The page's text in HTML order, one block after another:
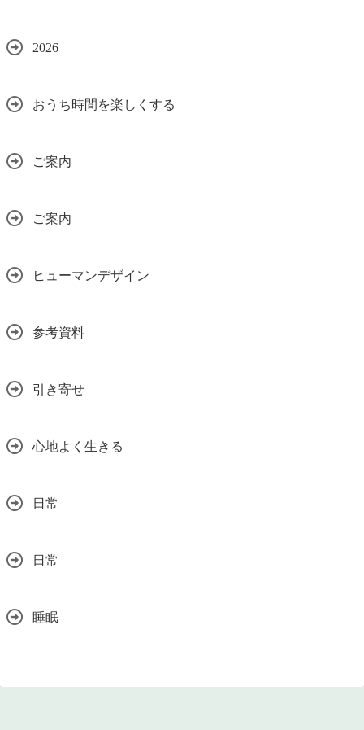
2026
おうち時間を楽しくする
ご案内
ご案内
ヒューマンデザイン
参考資料
引き寄せ
心地よく生きる
日常
日常
睡眠